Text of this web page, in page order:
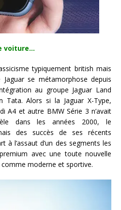
voiture…
typiquement british mais
se métamorphose depuis
au groupe Jaguar Land
Tata. Alors si la Jaguar X-Type,
A4 et autre BMW Série 3 n’avait
dans les années 2000, le
des succès de ses récents
à l’assaut d’un des segments les
avec une toute nouvelle
moderne et sportive.